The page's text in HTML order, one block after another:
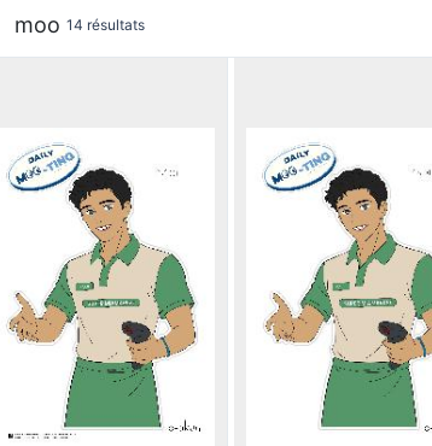
moo 14 résultats